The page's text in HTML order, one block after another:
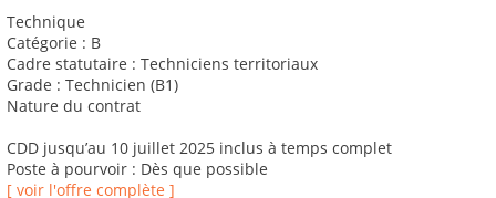
Technique
Catégorie : B
Cadre statutaire : Techniciens territoriaux
Grade : Technicien (B1)
Nature du contrat
CDD jusqu’au 10 juillet 2025 inclus à temps complet
Poste à pourvoir : Dès que possible
[ voir l'offre complète ]